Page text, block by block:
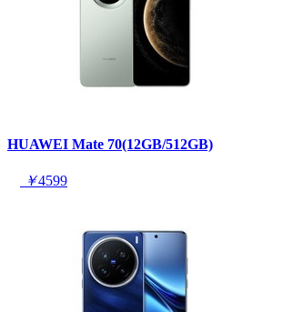
HUAWEI Mate 70(12GB/512GB)
￥4599